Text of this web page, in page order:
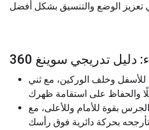
دليل تدريجي سوينغ 360
وخلف الوركين، مع ثني
بقوة للأمام وللأعلى، مع